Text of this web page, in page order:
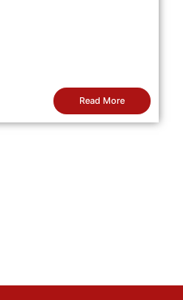
Read More